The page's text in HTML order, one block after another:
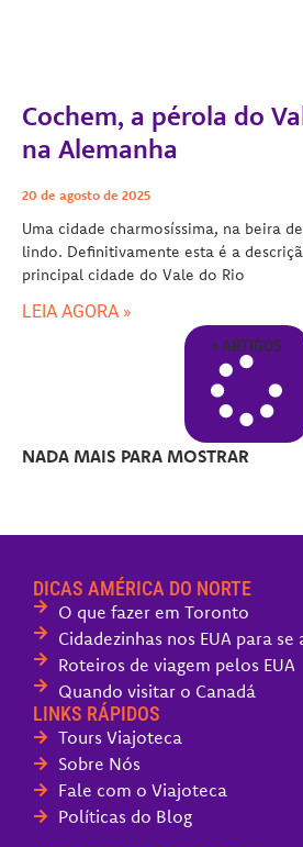
Cochem, a pérola do
na Alemanha
20 de agosto de 2025
Uma cidade charmosíssima, na beira
lindo. Definitivamente esta é a
principal cidade do Vale do Rio
LEIA AGORA »
+ ARTIGOS
NADA MAIS PARA MOSTRAR
DICAS AMÉRICA DO NORTE
O que fazer em Toronto
Cidadezinhas nos EUA para
Roteiros de viagem pelos EUA
Quando visitar o Canadá
LINKS RÁPIDOS
Tours Viajoteca
Sobre Nós
Fale com o Viajoteca
Políticas do Blog